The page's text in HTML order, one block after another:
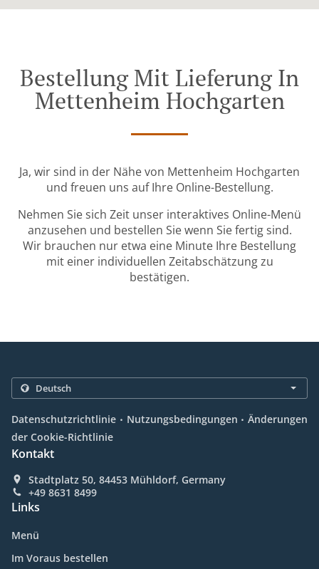
Bestellung Mit Lieferung In
Mettenheim Hochgarten
Ja, wir sind in der Nähe von Mettenheim Hochgarten
und freuen uns auf Ihre Online-Bestellung.
Nehmen Sie sich Zeit unser interaktives Online-Menü
anzusehen und bestellen Sie wenn Sie fertig sind.
Wir brauchen nur etwa eine Minute Ihre Bestellung
mit einer individuellen Zeitabschätzung zu
bestätigen.
Datenschutzrichtlinie . Nutzungsbedingungen . Änderungen
der Cookie-Richtlinie
Kontakt
Stadtplatz 50, 84453 Mühldorf, Germany
+49 8631 8499
Links
Menü
Im Voraus bestellen